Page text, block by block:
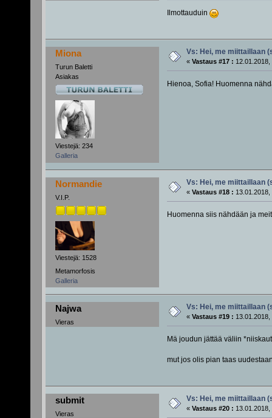
Ilmottauduin
Miona
Turun Baletti
Asiakas
Viestejä: 234
Galleria
Vs: Hei, me miittaillaan
« Vastaus #17 : 12.01.2018,
Hienoa, Sofia! Huomenna
Normandie
V.I.P.
Viestejä: 1528
Metamorfosis
Galleria
Vs: Hei, me miittaillaan
« Vastaus #18 : 13.01.2018,
Huomenna siis nähdään ja
Najwa
Vieras
Vs: Hei, me miittaillaan
« Vastaus #19 : 13.01.2018,
Mä joudun jättää väliin
mut jos olis pian taas
submit
Vieras
Vs: Hei, me miittaillaan
« Vastaus #20 : 13.01.2018,